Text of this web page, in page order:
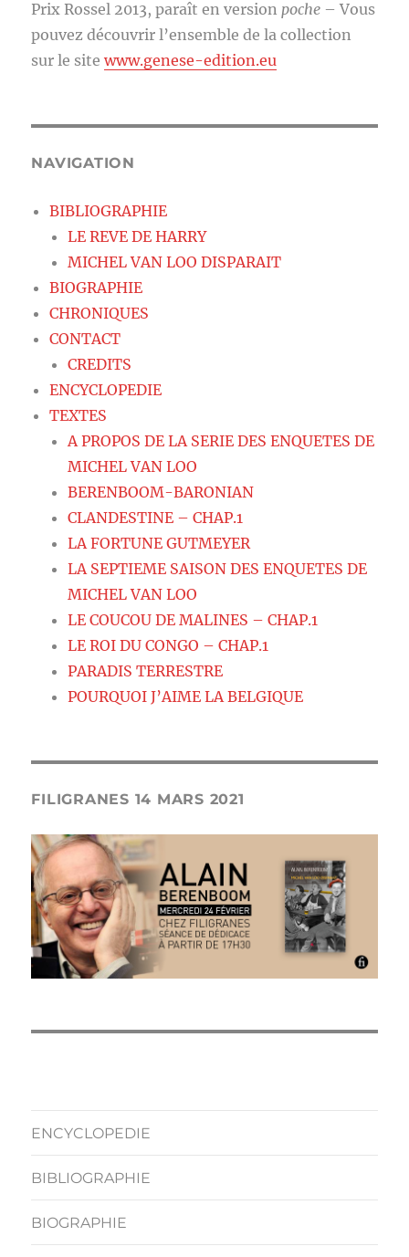
Prix Rossel 2013, paraît en version poche – Vous
pouvez découvrir l’ensemble de la collection
sur le sitewww.genese-edition.eu
NAVIGATION
BIBLIOGRAPHIE
LE REVE DE HARRY
MICHEL VAN LOO DISPARAIT
BIOGRAPHIE
CHRONIQUES
CONTACT
CREDITS
ENCYCLOPEDIE
TEXTES
A PROPOS DE LA SERIE DES ENQUETES DE
MICHEL VAN LOO
BERENBOOM-BARONIAN
CLANDESTINE – CHAP.1
LA FORTUNE GUTMEYER
LA SEPTIEME SAISON DES ENQUETES DE
MICHEL VAN LOO
LE COUCOU DE MALINES – CHAP.1
LE ROI DU CONGO – CHAP.1
PARADIS TERRESTRE
POURQUOI J’AIME LA BELGIQUE
FILIGRANES 14 MARS 2021
ENCYCLOPEDIE
BIBLIOGRAPHIE
BIOGRAPHIE